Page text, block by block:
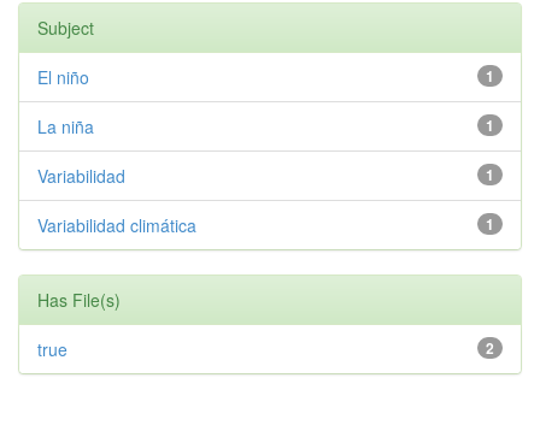
Subject
1
El niño
1
La niña
1
Variabilidad
1
Variabilidad climática
Has File(s)
2
true